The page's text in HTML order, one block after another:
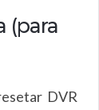
(para
DVR